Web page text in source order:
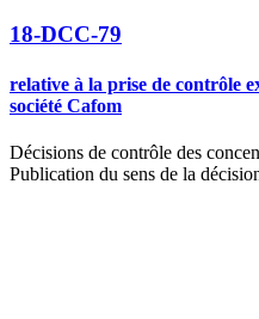
18-DCC-79
relative à la prise de contrôle
société Cafom
Décisions de contrôle des
Publication du sens de la